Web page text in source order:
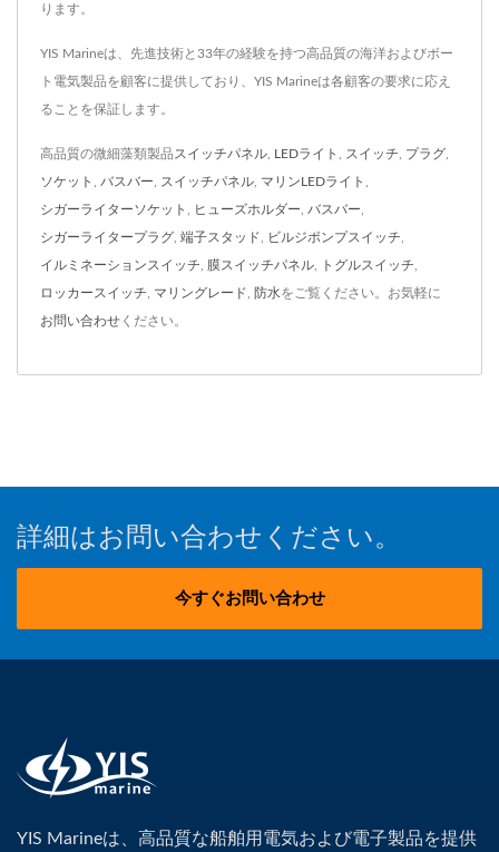
ります。
YIS Marineは、先進技術と33年の経験を持つ高品質の海洋およびボー
ト電気製品を顧客に提供しており、YIS Marineは各顧客の要求に応え
ることを保証します。
高品質の微細藻類製品 スイッチパネル LEDライト スイッチ プラグ
ソケット バスバー スイッチパネル マリンLEDライト
シガーライターソケット ヒューズホルダー バスバー
シガーライタープラグ 端子スタッド ビルジポンプスイッチ
イルミネーションスイッチ 膜スイッチパネル トグルスイッチ
ロッカースイッチ マリングレード 防水をご覧ください。お気軽に
お問い合わせ ください。
詳細はお問い合わせください。
今すぐお問い合わせ
YIS Marineは、高品質な船舶用電気および電子製品を提供